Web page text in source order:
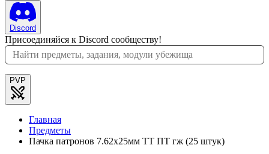
Discord
Присоединяйся к Discord сообществу!
PVP
Главная
Предметы
Пачка патронов 7.62x25мм ТТ ПТ гж (25 штук)